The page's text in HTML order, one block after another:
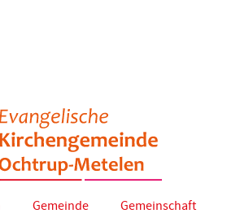
Gemeinde Gemeinschaft